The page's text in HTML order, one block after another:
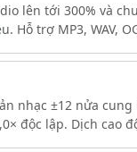
lên tới 300% và
Hỗ trợ MP3, WAV,
nhạc ±12 nửa cung
độc lập. Dịch cao